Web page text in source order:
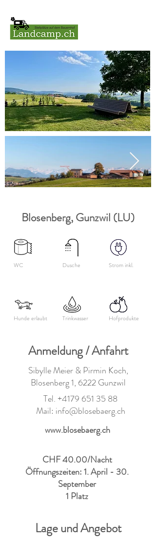
Blosenberg, Gunzwil (LU)
WC
Hunde erlaubt
Strom inkl.
Dusche
Trinkwasser Hofprodukte
Anmeldung / Anfahrt
Sibylle Meier & Pirmin Koch,
Blosenberg 1, 6222 Gunzwil
Tel. +4179 651 35 88
Mail: info@blosebaerg.ch
www.blosebaerg.ch
CHF 40.00/Nacht
Öffnungszeiten: 1. April - 30.
September
1 Platz
Lage und Angebot